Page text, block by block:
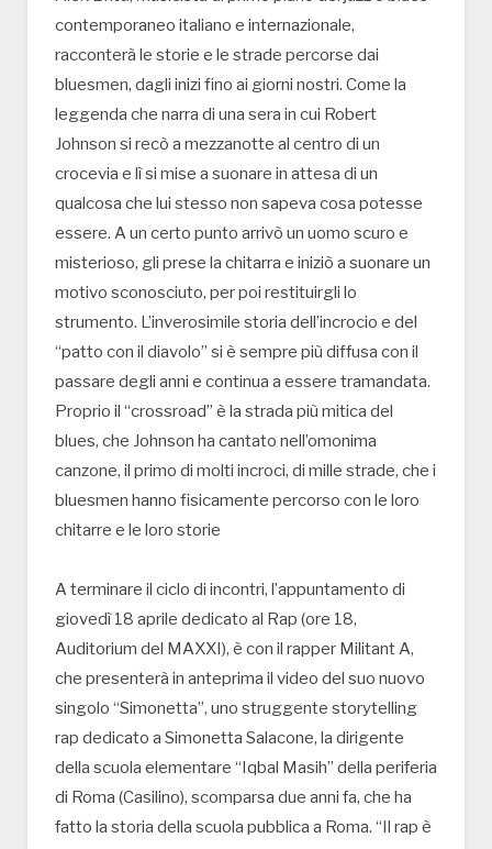
contemporaneo italiano e internazionale,
racconterà le storie e le strade percorse dai
bluesmen, dagli inizi fino ai giorni nostri. Come la
leggenda che narra di una sera in cui Robert
Johnson si recò a mezzanotte al centro di un
crocevia e lì si mise a suonare in attesa di un
qualcosa che lui stesso non sapeva cosa potesse
essere. A un certo punto arrivò un uomo scuro e
misterioso, gli prese la chitarra e iniziò a suonare un
motivo sconosciuto, per poi restituirgli lo
strumento. L’inverosimile storia dell’incrocio e del
“patto con il diavolo” si è sempre più diffusa con il
passare degli anni e continua a essere tramandata.
Proprio il “crossroad” è la strada più mitica del
blues, che Johnson ha cantato nell’omonima
canzone, il primo di molti incroci, di mille strade, che i
bluesmen hanno fisicamente percorso con le loro
chitarre e le loro storie
A terminare il ciclo di incontri, l’appuntamento di
giovedì 18 aprile dedicato al Rap (ore 18,
Auditorium del MAXXI), è con il rapper Militant A,
che presenterà in anteprima il video del suo nuovo
singolo “Simonetta”, uno struggente storytelling
rap dedicato a Simonetta Salacone, la dirigente
della scuola elementare “Iqbal Masih” della periferia
di Roma (Casilino), scomparsa due anni fa, che ha
fatto la storia della scuola pubblica a Roma. “Il rap è